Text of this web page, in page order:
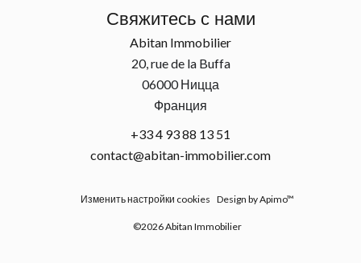
Свяжитесь с нами
Abitan Immobilier
20, rue de la Buffa
06000Ницца
Франция
+33 4 93 88 13 51
contact@abitan-immobilier.com
Изменить настройки cookies Design byApimo™
©2026 Abitan Immobilier